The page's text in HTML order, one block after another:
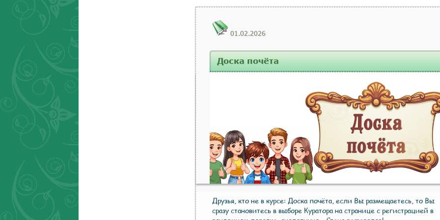
01.02.2026
Доска почёта
Друзья, кто не в курсе: Доска почёта, если Вы размещаетесь, то Вы
сразу становитесь в выборе Куратора на странице с регистрацией в